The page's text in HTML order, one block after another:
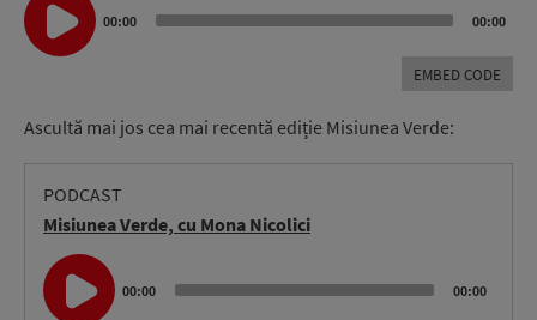
Player
00:00 00:00
EMBED CODE
Ascultă mai jos cea mai recentă ediție Misiunea Verde:
PODCAST
Misiunea Verde, cu Mona Nicolici
Audio
Player
00:00 00:00